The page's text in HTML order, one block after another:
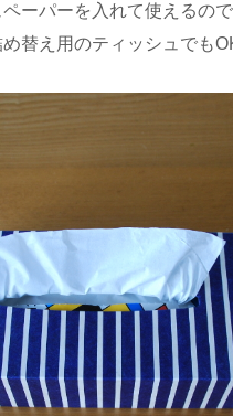
ーパーを入れて使えるの
替え用のティッシュでも